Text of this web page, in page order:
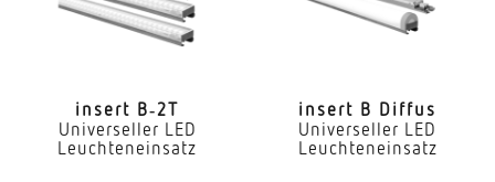
Farbtemperatur
3000 K
insert B‑2T
Universeller LED
Leuchteneinsatz
insert B Diffus
Universeller LED
Leuchteneinsatz